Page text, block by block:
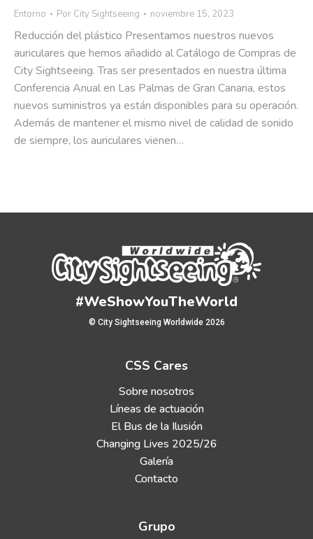
Entorno Por City Sightseeing noviembre 15, 2023
Reducción del plástico Presentamos nuestros nuevos
auriculares que hemos añadido al Catálogo de Compras de
City Sightseeing. Tras ser presentados en nuestra última
Conferencia Anual en Las Palmas de Gran Canaria, estos
nuevos suministros ya están disponibles para su operación.
Además de mantener el mismo nivel de calidad de sonido
de siempre, los auriculares vienen…
#WeShowYouTheWorld
© City Sightseeing Worldwide 2026
CSS Cares
Sobre nosotros
Líneas de actuación
El Bus de la Ilusión
Changing Lives 2025/26
Galería
Contacto
Grupo